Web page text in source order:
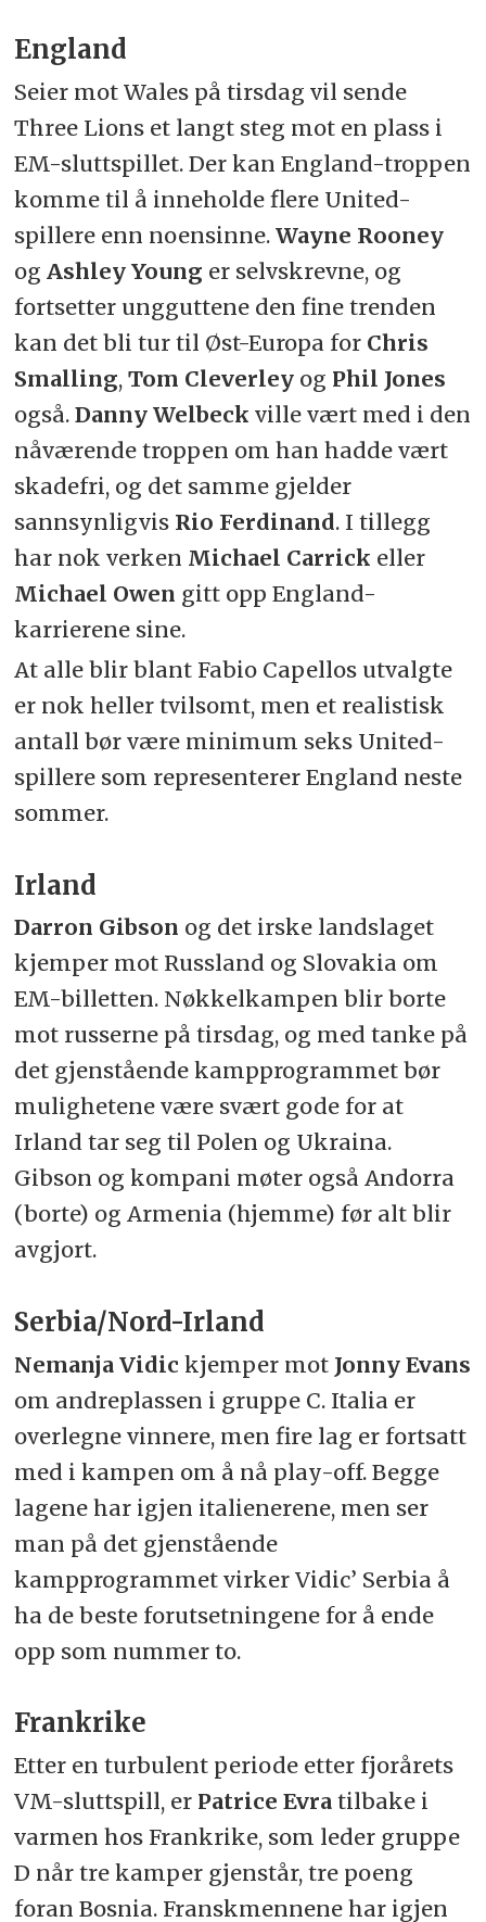
England
Seier mot Wales på tirsdag vil sende
Three Lions et langt steg mot en plass i
EM-sluttspillet. Der kan England-troppen
komme til å inneholde flere United-
spillere enn noensinne.Wayne Rooney
ogAshley Young er selvskrevne, og
fortsetter ungguttene den fine trenden
kan det bli tur til Øst-Europa for Chris
Smalling,Tom Cleverley og Phil Jones
også.Danny Welbeck ville vært med i den
nåværende troppen om han hadde vært
skadefri, og det samme gjelder
sannsynligvis Rio Ferdinand. I tillegg
har nok verken Michael Carrick eller
Michael Owen gitt opp England-
karrierene sine.
At alle blir blant Fabio Capellos utvalgte
er nok heller tvilsomt, men et realistisk
antall bør være minimum seks United-
spillere som representerer England neste
sommer.
Irland
Darron Gibson og det irske landslaget
kjemper mot Russland og Slovakia om
EM-billetten. Nøkkelkampen blir borte
mot russerne på tirsdag, og med tanke på
det gjenstående kampprogrammet bør
mulighetene være svært gode for at
Irland tar seg til Polen og Ukraina.
Gibson og kompani møter også Andorra
(borte) og Armenia (hjemme) før alt blir
avgjort.
Serbia/Nord-Irland
Nemanja Vidic kjemper mot Jonny Evans
om andreplassen i gruppe C. Italia er
overlegne vinnere, men fire lag er fortsatt
med i kampen om å nå play-off. Begge
lagene har igjen italienerene, men ser
man på det gjenstående
kampprogrammet virker Vidic’ Serbia å
ha de beste forutsetningene for å ende
opp som nummer to.
Frankrike
Etter en turbulent periode etter fjorårets
VM-sluttspill, er Patrice Evra tilbake i
varmen hos Frankrike, som leder gruppe
D når tre kamper gjenstår, tre poeng
foran Bosnia. Franskmennene har igjen